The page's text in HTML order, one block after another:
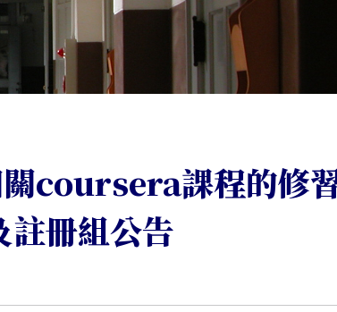
coursera課程的修
註冊組公告